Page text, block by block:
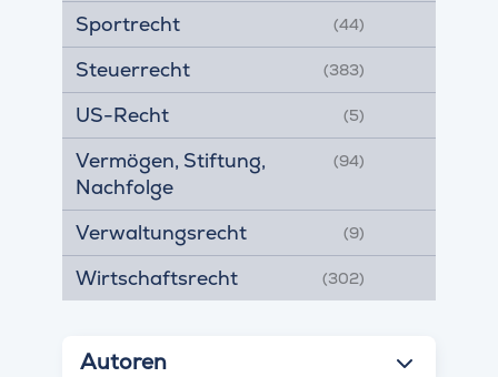
Sportrecht (44)
Steuerrecht (383)
US-Recht (5)
Vermögen, Stiftung,
Nachfolge
(94)
Verwaltungsrecht (9)
Wirtschaftsrecht (302)
Autoren